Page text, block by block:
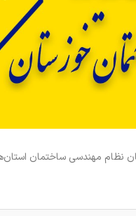
نظام مهندسی ساختمان استان‌ها –